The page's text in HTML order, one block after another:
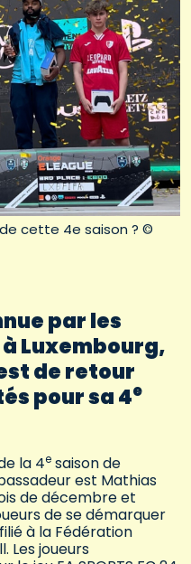
cette 4e saison ? ©
par les
à Luxembourg,
de retour
pour sa 4e
la 4e saison de
est Mathias
de décembre et
de se démarquer
à la Fédération
Les joueurs